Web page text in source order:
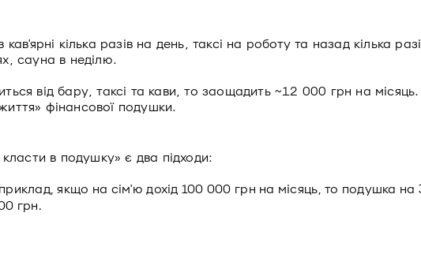
кілька разів на день, таксі на роботу та назад кілька
сауна в неділю.
від бару, таксі та кави, то заощадить ~12 000 грн на місяць.
фінансової подушки.
в подушку» є два підходи:
якщо на сім'ю дохід 100 000 грн на місяць, то подушка на
грн.